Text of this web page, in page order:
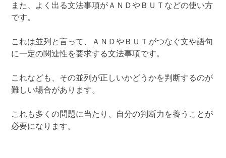
また、よく出る文法事項がＡＮＤやＢＵＴなどの使い方
です。
これは並列と言って、ＡＮＤやＢＵＴがつなぐ文や語句
に一定の関連性を要求する文法事項です。
これなども、その並列が正しいかどうかを判断するのが
難しい場合があります。
これも多くの問題に当たり、自分の判断力を養うことが
必要になります。